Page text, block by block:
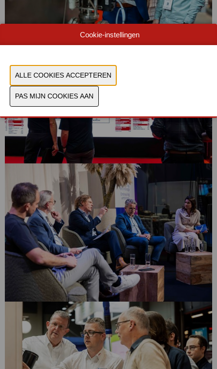
Cookie-instellingen